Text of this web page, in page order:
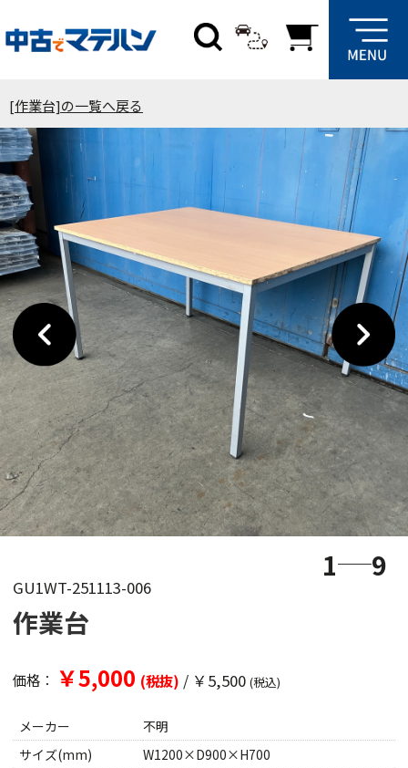
[作業台]の一覧へ戻る
1 9
GU1WT-251113-006
作業台
価格： ￥5,000 (税抜) / ￥5,500 (税込)
メーカー
不明
サイズ(mm)
W1200×D900×H700